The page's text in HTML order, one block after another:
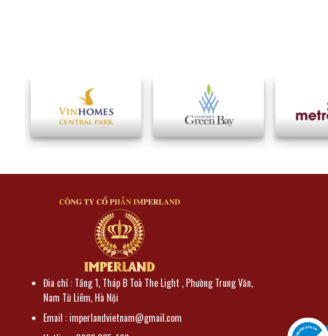
Đia chỉ : Tầng 1, Tháp B Toà The Light , Phường Trung Văn,
Nam Từ Liêm, Hà Nội
Email : imperlandvietnam@gmail.com